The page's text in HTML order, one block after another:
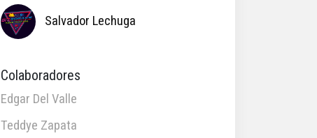
Salvador Lechuga
Colaboradores
Edgar Del Valle
Teddye Zapata